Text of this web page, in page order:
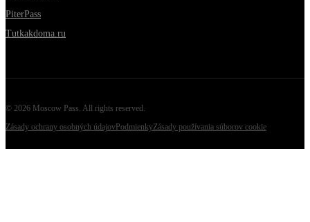
PiterPass
Tutkakdoma.ru
© 2026 Moscow Pass. All rights reserved.
Zásady ochrany osobných údajov PodmienkyZásady používania súborov cookie